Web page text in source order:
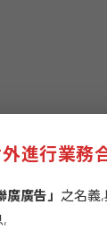
團開啟的
進行業務
廣廣告」 之名義
,